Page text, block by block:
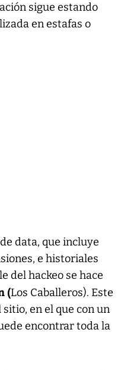
sigue estando
en estafas o
data, que incluye
e historiales
del hackeo se hace
(Los Caballeros). Este
en el que con un
encontrar toda la